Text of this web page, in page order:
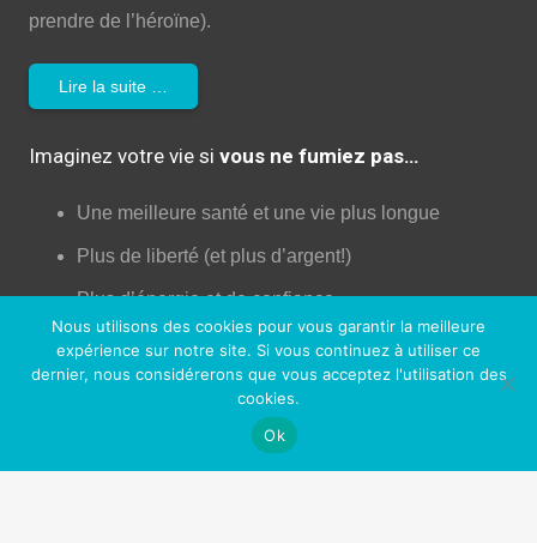
prendre de l’héroïne).
Lire la suite …
Imaginez votre vie si vous ne fumiez pas…
Une meilleure santé et une vie plus longue
Plus de liberté (et plus d’argent!)
Plus d’énergie et de confiance
Moins de dégâts pour votre corps!
Augmentation de la libido!
Une peau plus jeune
Un meilleur contrôle de votre vie
Nous utilisons des cookies pour vous garantir la meilleure
expérience sur notre site. Si vous continuez à utiliser ce
dernier, nous considérerons que vous acceptez l'utilisation des
cookies.
Ok